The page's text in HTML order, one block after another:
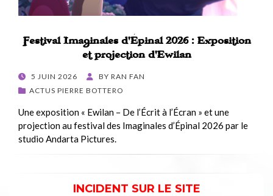
Festival Imaginales d’Épinal 2026 : Exposition
et projection d’Ewilan
POSTED
ON
5 JUIN 2026 BY RAN FAN
ACTUS PIERRE BOTTERO
Une exposition « Ewilan – De l’Écrit à l’Écran » et une
projection au festival des Imaginales d’Épinal 2026 par le
studio Andarta Pictures.
INCIDENT SUR LE SITE